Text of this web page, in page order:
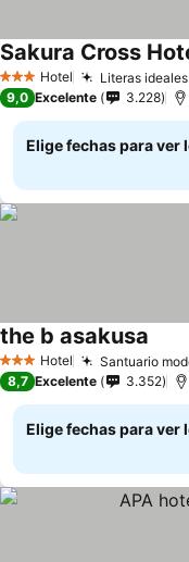
3 Estrellas
Hotel Literas
Sakura Cross
9,0 Excelente 3.228
Elige fechas para ver
3 Estrellas
Hotel Santuario
the b asakusa
8,7 Excelente 3.352
Elige fechas para ver